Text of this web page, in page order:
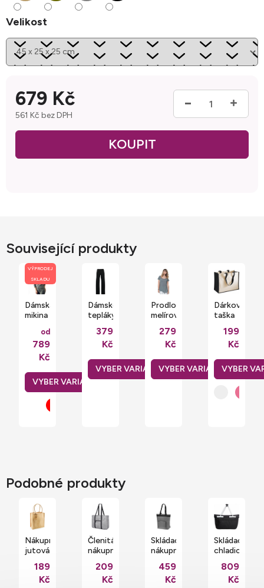
Velikost
679 Kč
561 Kč bez DPH
Související produkty
VÝPRODEJ
SKLADU
Dámská
mikina
zipem
stojáčkem
od
789
Kč
Dámské
tepláky
of the
Loom
otevřeným
lemem
379
Kč
Prodloužené
melírované
tričko
Daisy
279
Kč
Dárková
taška
panely
potisk
z
bavlny
a juty
199
Kč
Podobné produkty
Nákupní
jutová
dlouhými
189
Kč
Členitá
nákupní
Fifth
Avenue
209
Kč
Skládací
nákupní
batoh
459
Kč
Skládací
chladicí
košík s
hliníkovým
809
Kč